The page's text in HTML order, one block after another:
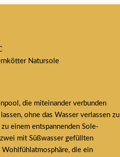
Natursole
die miteinander verbunden
ohne das Wasser verlassen zu
einem entspannenden Sole-
mit Süßwasser gefüllten
die ein